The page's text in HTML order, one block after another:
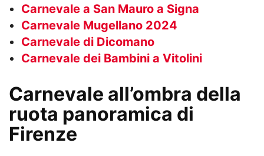
Carnevale a San Mauro a Signa
Carnevale Mugellano 2024
Carnevale di Dicomano
Carnevale dei Bambini a Vitolini
Carnevale all’ombra della
ruota panoramica di
Firenze